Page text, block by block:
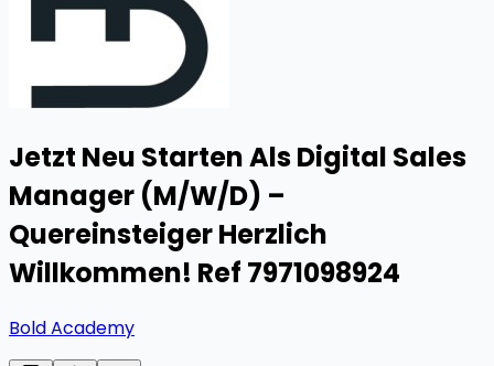
Jetzt Neu Starten Als Digital Sales
Manager (M/W/D) –
Quereinsteiger Herzlich
Willkommen! Ref 7971098924
Bold Academy